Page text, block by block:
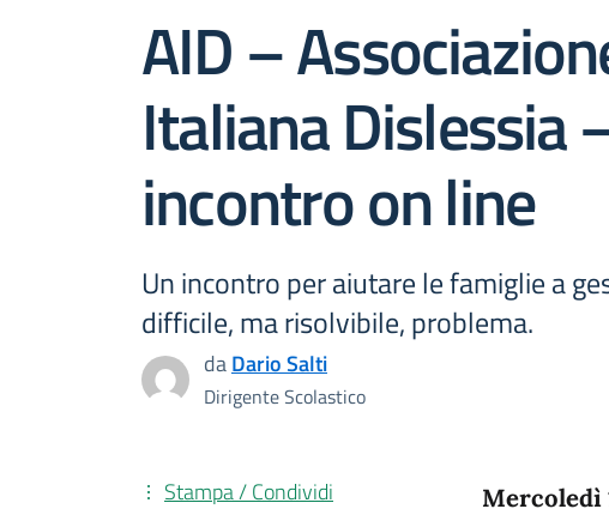
AID –
Italiana Dislessia
incontro on line
Un incontro per aiutare le famiglie a
difficile, ma risolvibile, problema.
daDario Salti
Dirigente Scolastico
Mercoledì
Stampa / Condividi